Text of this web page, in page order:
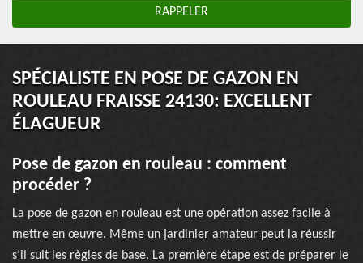
SPÉCIALISTE EN POSE DE GAZON EN
ROULEAU FRAISSE 24130: EXCELLENT
ÉLAGUEUR
Pose de gazon en rouleau : comment
procéder ?
La pose de gazon en rouleau est une opération assez facile à
mettre en œuvre. Même un jardinier amateur peut la réussir
s’il suit les règles de base. La première étape est de préparer le